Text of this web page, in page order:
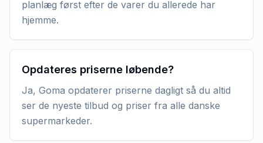
planlæg først efter de varer du allerede har
hjemme.
Opdateres priserne løbende?
Ja, Goma opdaterer priserne dagligt så du altid
ser de nyeste tilbud og priser fra alle danske
supermarkeder.